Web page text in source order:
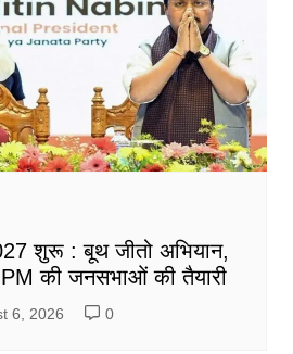
शुरू : बूथ जीतो अभियान,
की जनसभाओं की तैयारी
6, 2026 0